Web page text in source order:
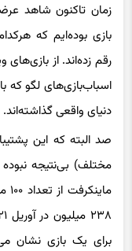
زمان تاکنون شاهد
بازی بوده‌ایم که
رقم زده‌اند. از
اسباب‌بازی‌های لگو که
دنیای واقعی گذاشته‌اند.
صد البته که این
مختلف) بی‌نتیجه
برای یک بازی نشان